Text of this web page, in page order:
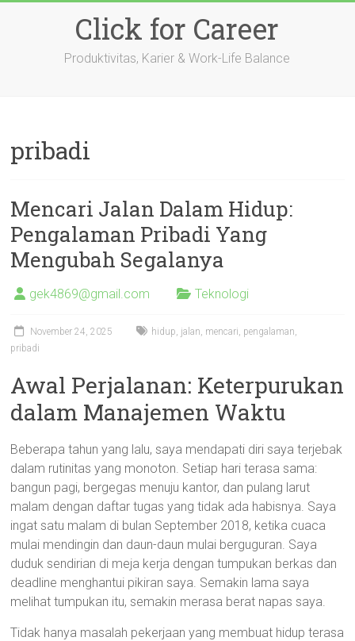
Click for Career
Produktivitas, Karier & Work-Life Balance
pribadi
Mencari Jalan Dalam Hidup:
Pengalaman Pribadi Yang
Mengubah Segalanya
gek4869@gmail.com Teknologi
November 24, 2025 hidup, jalan, mencari, pengalaman,
pribadi
Awal Perjalanan: Keterpurukan
dalam Manajemen Waktu
Beberapa tahun yang lalu, saya mendapati diri saya terjebak
dalam rutinitas yang monoton. Setiap hari terasa sama:
bangun pagi, bergegas menuju kantor, dan pulang larut
malam dengan daftar tugas yang tidak ada habisnya. Saya
ingat satu malam di bulan September 2018, ketika cuaca
mulai mendingin dan daun-daun mulai berguguran. Saya
duduk sendirian di meja kerja dengan tumpukan berkas dan
deadline menghantui pikiran saya. Semakin lama saya
melihat tumpukan itu, semakin merasa berat napas saya.
Tidak hanya masalah pekerjaan yang membuat hidup terasa